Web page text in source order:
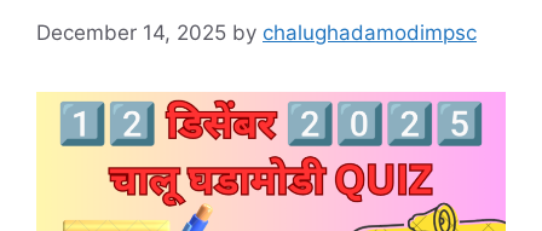
December 14, 2025 by chalughadamodimpsc